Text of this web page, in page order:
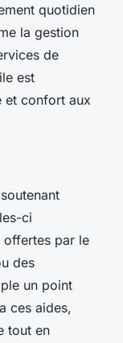
quotidien
la gestion
de
est
et confort aux
ci
offertes par le
des
un point
ces aides,
tout en